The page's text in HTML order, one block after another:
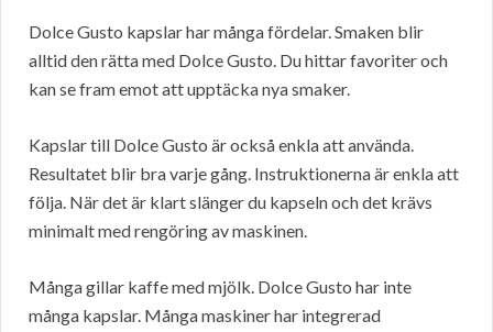
Dolce Gusto kapslar har många fördelar. Smaken blir
alltid den rätta med Dolce Gusto. Du hittar favoriter och
kan se fram emot att upptäcka nya smaker.
Kapslar till Dolce Gusto är också enkla att använda.
Resultatet blir bra varje gång. Instruktionerna är enkla att
följa. När det är klart slänger du kapseln och det krävs
minimalt med rengöring av maskinen.
Många gillar kaffe med mjölk. Dolce Gusto har inte
många kapslar. Många maskiner har integrerad